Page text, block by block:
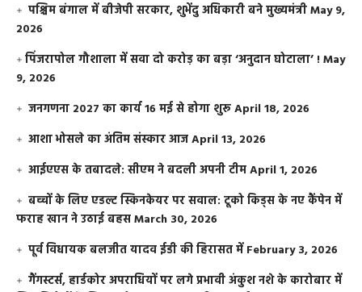
पश्चिम बंगाल में बीजेपी सरकार, शुभेंदु अधिकारी बने मुख्यमंत्रीMay 9,
2026
​पिंजरापोल गौशाला में सवा दो करोड़ का बड़ा ‘अनुदान घोटाला’ !May
9, 2026
जनगणना 2027 का कार्य 16 मई से होगा शुरूApril 18, 2026
आशा भोसले का अंतिम संस्कार आजApril 13, 2026
आईएएस के तबादले: सीएम ने बदली अपनी टीमApril 1, 2026
बच्चों के लिए एडल्ट स्किनकेयर पर सवाल: टूको किड्स के नए कैंपेन में
फराह खान ने उठाई बहसMarch 30, 2026
पूर्व विधायक बलजीत यादव ईडी की हिरासत में February 3, 2026
गैंगस्टर्स, हार्डकोर अपराधियों पर लगे प्रभावी अंकुश नशे के कारोबार में